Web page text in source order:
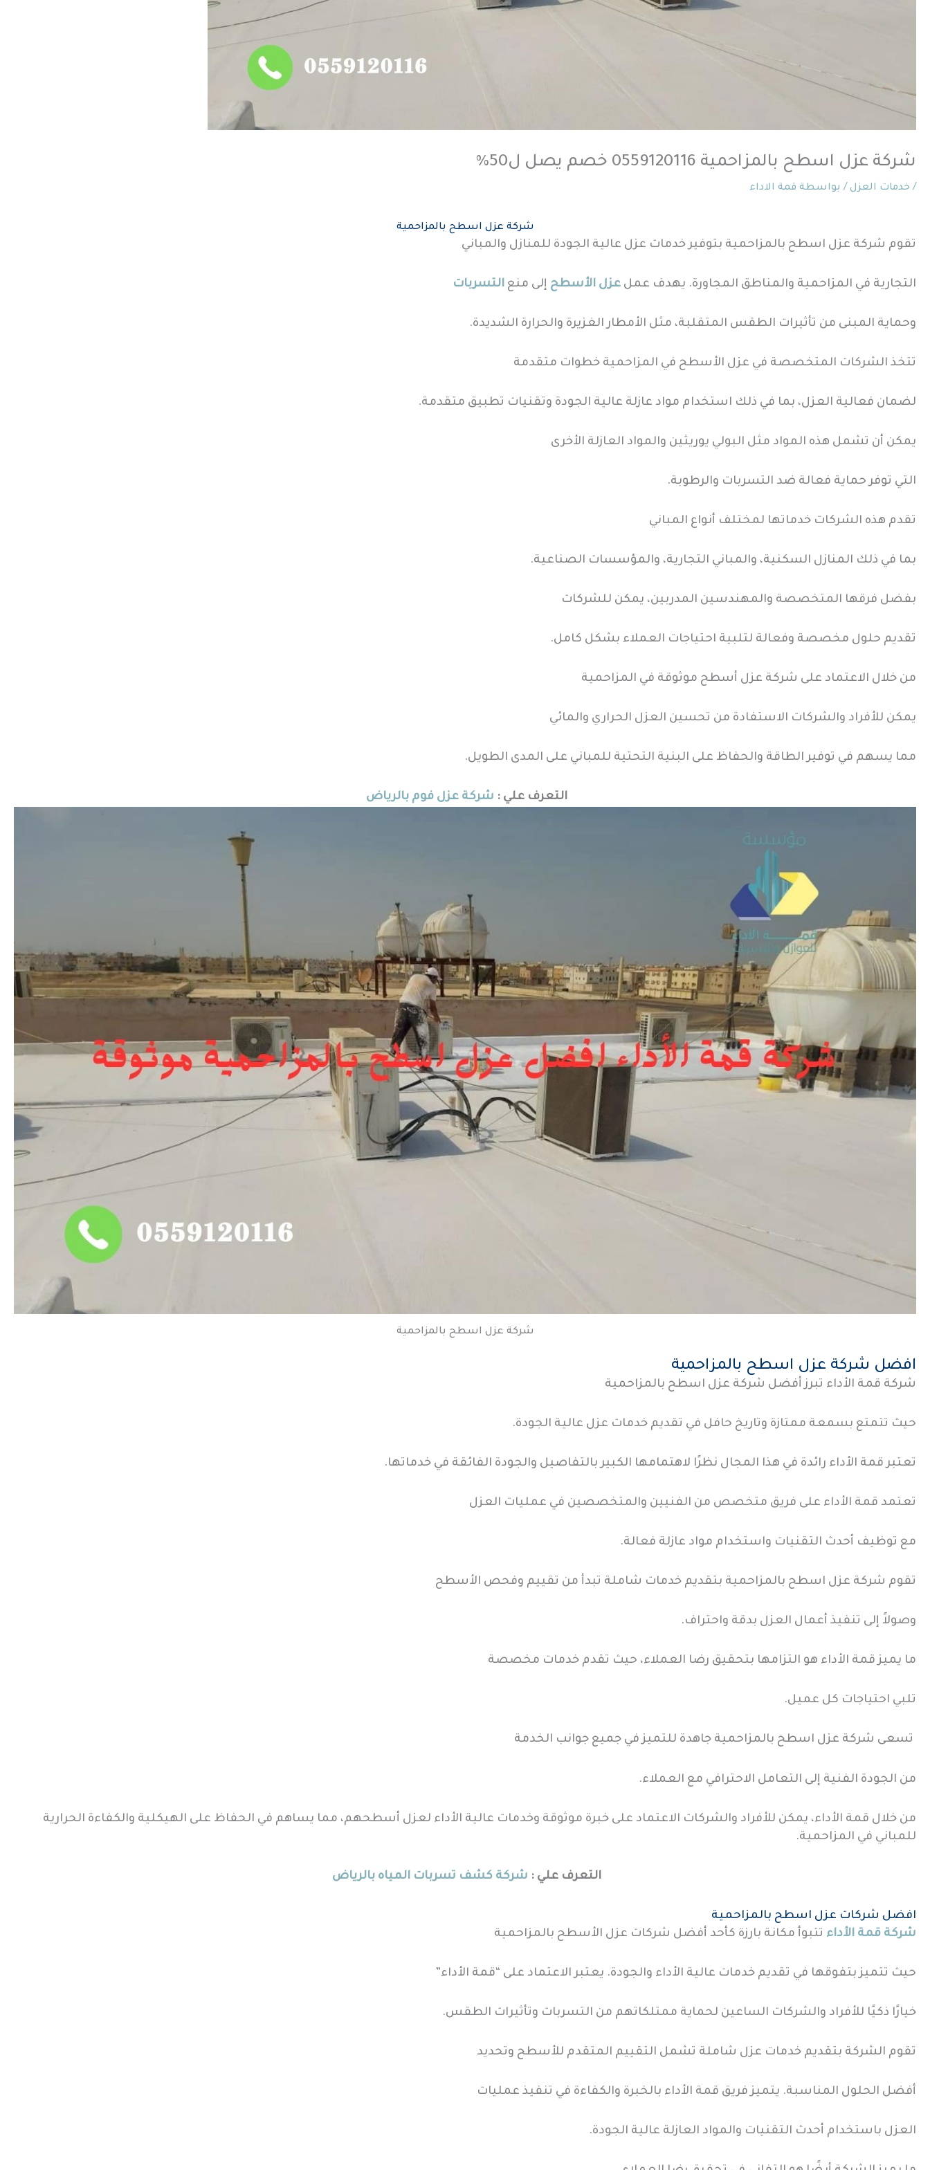
شركة عزل اسطح بالمزاحمية 0559120116 خصم يصل ل50%
/ خدمات العزل / بواسطة قمة الاداء
شركة عزل اسطح بالمزاحمية
تقوم شركة عزل اسطح بالمزاحمية بتوفير خدمات عزل عالية الجودة للمنازل والمباني
التجارية في المزاحمية والمناطق المجاورة. يهدف عمل عزل الأسطح إلى منع التسربات
وحماية المبنى من تأثيرات الطقس المتقلبة، مثل الأمطار الغزيرة والحرارة الشديدة.
تتخذ الشركات المتخصصة في عزل الأسطح في المزاحمية خطوات متقدمة
لضمان فعالية العزل، بما في ذلك استخدام مواد عازلة عالية الجودة وتقنيات تطبيق متقدمة.
يمكن أن تشمل هذه المواد مثل البولي يوريثين والمواد العازلة الأخرى
التي توفر حماية فعالة ضد التسربات والرطوبة.
تقدم هذه الشركات خدماتها لمختلف أنواع المباني
بما في ذلك المنازل السكنية، والمباني التجارية، والمؤسسات الصناعية.
بفضل فرقها المتخصصة والمهندسين المدربين، يمكن للشركات
تقديم حلول مخصصة وفعالة لتلبية احتياجات العملاء بشكل كامل.
من خلال الاعتماد على شركة عزل أسطح موثوقة في المزاحمية
يمكن للأفراد والشركات الاستفادة من تحسين العزل الحراري والمائي
مما يسهم في توفير الطاقة والحفاظ على البنية التحتية للمباني على المدى الطويل.
التعرف علي : شركة عزل فوم بالرياض
شركة عزل اسطح بالمزاحمية
افضل شركة عزل اسطح بالمزاحمية
شركة قمة الأداء تبرز أفضل شركة عزل اسطح بالمزاحمية
حيث تتمتع بسمعة ممتازة وتاريخ حافل في تقديم خدمات عزل عالية الجودة.
تعتبر قمة الأداء رائدة في هذا المجال نظرًا لاهتمامها الكبير بالتفاصيل والجودة الفائقة في خدماتها.
تعتمد قمة الأداء على فريق متخصص من الفنيين والمتخصصين في عمليات العزل
مع توظيف أحدث التقنيات واستخدام مواد عازلة فعالة.
تقوم شركة عزل اسطح بالمزاحمية بتقديم خدمات شاملة تبدأ من تقييم وفحص الأسطح
وصولاً إلى تنفيذ أعمال العزل بدقة واحتراف.
ما يميز قمة الأداء هو التزامها بتحقيق رضا العملاء، حيث تقدم خدمات مخصصة
تلبي احتياجات كل عميل.
تسعى شركة عزل اسطح بالمزاحمية جاهدة للتميز في جميع جوانب الخدمة
من الجودة الفنية إلى التعامل الاحترافي مع العملاء.
من خلال قمة الأداء، يمكن للأفراد والشركات الاعتماد على خبرة موثوقة وخدمات عالية الأداء لعزل أسطحهم، مما يساهم في الحفاظ على الهيكلية والكفاءة الحرارية
للمباني في المزاحمية.
التعرف علي : شركة كشف تسربات المياه بالرياض
افضل شركات عزل اسطح بالمزاحمية
شركة قمة الأداء تتبوأ مكانة بارزة كأحد أفضل شركات عزل الأسطح بالمزاحمية
حيث تتميز بتفوقها في تقديم خدمات عالية الأداء والجودة. يعتبر الاعتماد على “قمة الأداء”
خيارًا ذكيًا للأفراد والشركات الساعين لحماية ممتلكاتهم من التسربات وتأثيرات الطقس.
تقوم الشركة بتقديم خدمات عزل شاملة تشمل التقييم المتقدم للأسطح وتحديد
أفضل الحلول المناسبة. يتميز فريق قمة الأداء بالخبرة والكفاءة في تنفيذ عمليات
العزل باستخدام أحدث التقنيات والمواد العازلة عالية الجودة.